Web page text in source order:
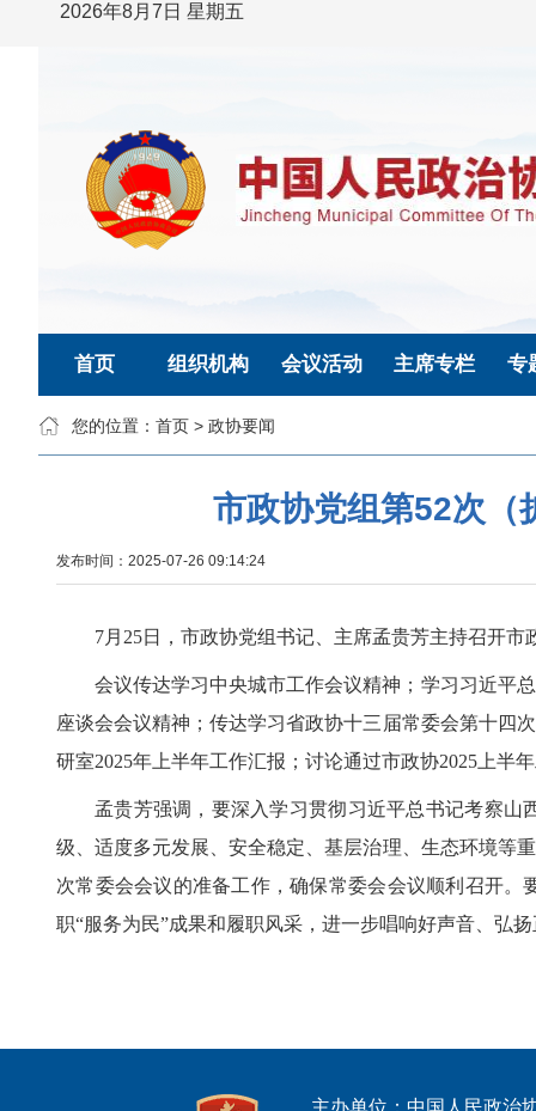
2026年8月7日 星期五
首页 组织机构 会议活动 主席专栏 专
您的位置： 首页 > 政协要闻
市政协党组第52次（
发布时间：2025-07-26 09:14:24
7月25日，市政协党组书记、主席孟贵芳主持召开
会议传达学习中央城市工作会议精神；学习习近平
座谈会会议精神；传达学习省政协十三届常委会第十四
研室2025年上半年工作汇报；讨论通过市政协2025上半
孟贵芳强调，要深入学习贯彻习近平总书记考察
级、适度多元发展、安全稳定、基层治理、生态环境等
次常委会会议的准备工作，确保常委会会议顺利召开
职“服务为民”成果和履职风采，进一步唱响好声音、弘
主办单位：中国人民政治